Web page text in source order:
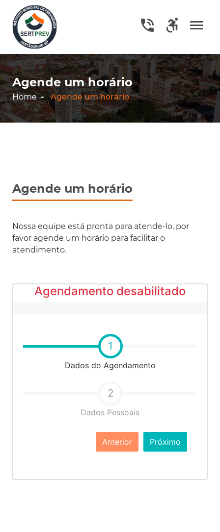
Agende um horário
Home Agende um horário
Agende um horário
Nossa equipe está pronta para atende-lo, por
favor agende um horário para facilitar o
atendimento.